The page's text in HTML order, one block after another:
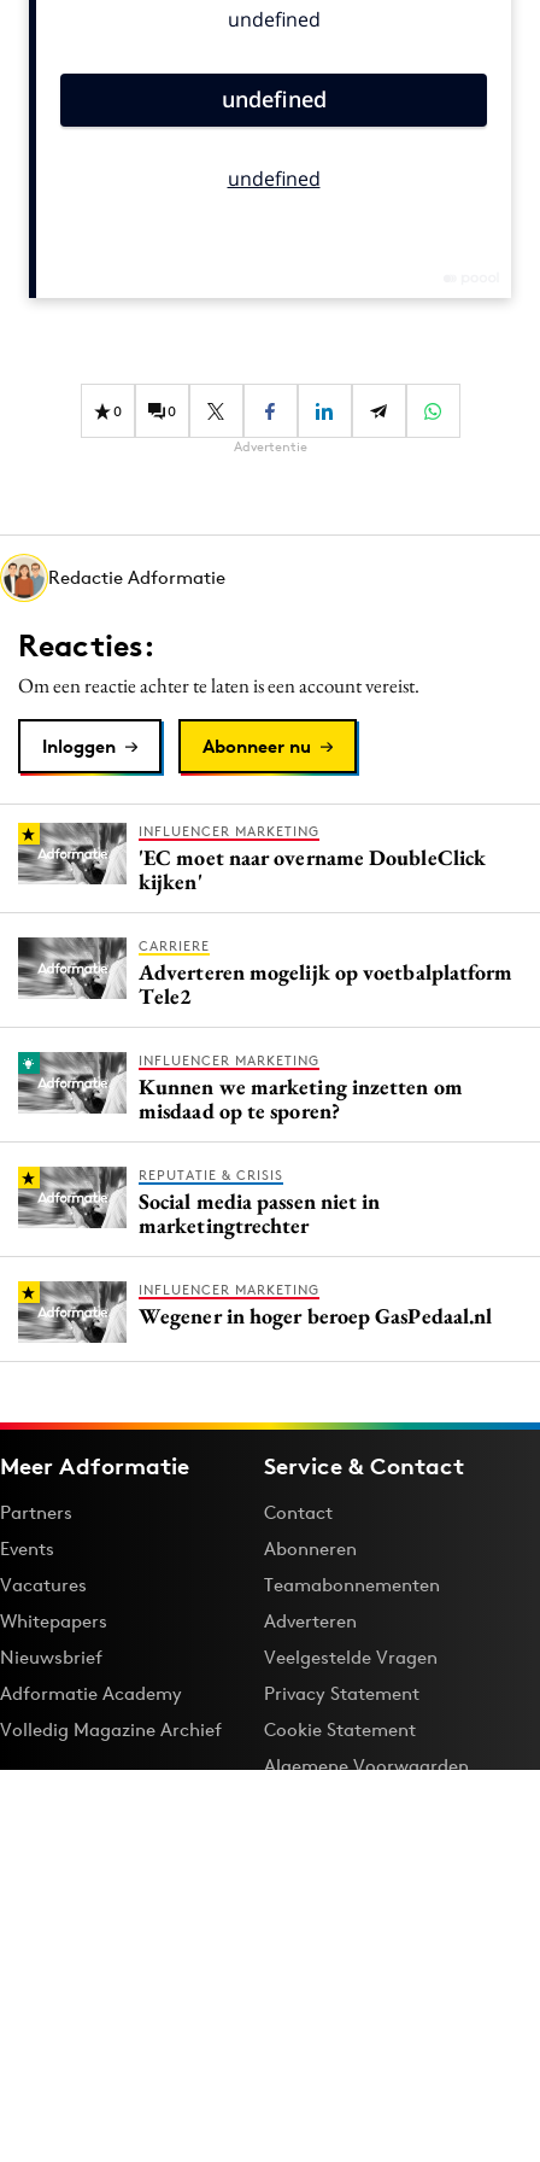
Contentmarketing
Effectiviteit
Gedragsverandering
Martech
Media
Merkstrategie
PR
Programmatic
Reputatie & crisis
0 0
Advertentie
Redactie Adformatie
Reacties:
Om een reactie achter te laten is een account vereist.
Inloggen Abonneer nu
INFLUENCER MARKETING
'EC moet naar overname DoubleClick
kijken'
CARRIERE
Adverteren mogelijk op voetbalplatform
Tele2
INFLUENCER MARKETING
Kunnen we marketing inzetten om
misdaad op te sporen?
REPUTATIE & CRISIS
Social media passen niet in
marketingtrechter
INFLUENCER MARKETING
Wegener in hoger beroep GasPedaal.nl
Meer Adformatie
Partners
Events
Vacatures
Whitepapers
Nieuwsbrief
Adformatie Academy
Volledig Magazine Archief
Service & Contact
Contact
Abonneren
Teamabonnementen
Adverteren
Veelgestelde Vragen
Privacy Statement
Cookie Statement
Algemene Voorwaarden